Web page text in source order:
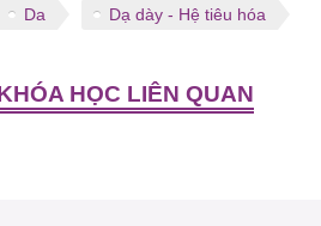
Da Dạ dày - Hệ tiêu hóa
HỌC LIÊN QUAN